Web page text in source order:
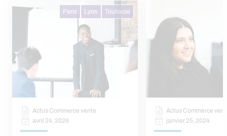
Paris Lyon Toulouse
Actus Commerce vente
avril 24, 2026
Actus Commerce
janvier 25, 2024